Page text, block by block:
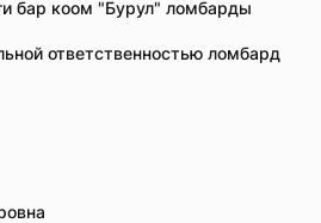
бар коом "Бурул" ломбарды
ответственностью ломбард